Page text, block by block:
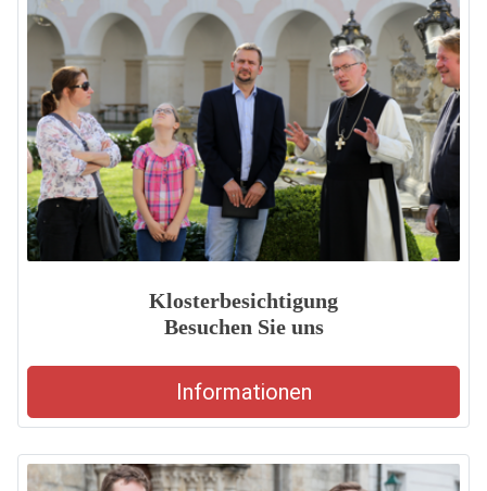
Klosterbesichtigung
Besuchen Sie uns
Informationen